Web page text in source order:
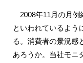
2008年11月の月例
といわれているよう
る。消費者の景況感
あろうか。当社モニ